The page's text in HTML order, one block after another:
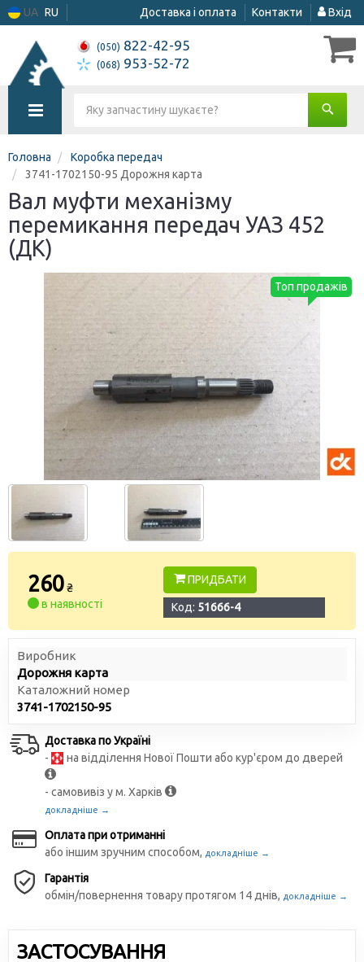
UA RU Доставка і оплата Контакти Вхід
(050) 822-42-95
(068) 953-52-72
Головна
Коробка передач
3741-1702150-95 Дорожня карта
Вал муфти механізму
перемикання передач УАЗ 452
(ДК)
Топ продажів
260₴
в наявності
ПРИДБАТИ
Код: 51666-4
Виробник
Дорожня карта
Каталожний номер
3741-1702150-95
Доставка по Україні
-
на відділення Нової Пошти або кур'єром до дверей
- самовивіз у м. Харків
докладніше →
Оплата при отриманні
або іншим зручним способом, докладніше →
Гарантія
обмін/повернення товару протягом 14 днів, докладніше →
ЗАСТОСУВАННЯ